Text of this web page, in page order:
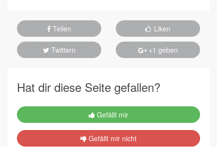
Teilen Liken
Twittern +1 geben
Hat dir diese Seite gefallen?
Gefällt mir
Gefällt mir nicht